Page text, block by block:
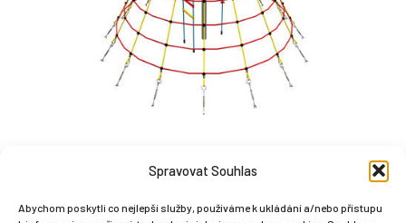
Spravovat Souhlas
Abychom poskytli co nejlepší služby, používáme k ukládání a/nebo přístupu